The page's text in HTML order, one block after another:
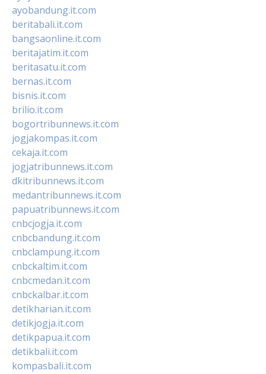
ayobandung.it.com
beritabali.it.com
bangsaonline.it.com
beritajatim.it.com
beritasatu.it.com
bernas.it.com
bisnis.it.com
brilio.it.com
bogortribunnews.it.com
jogjakompas.it.com
cekaja.it.com
jogjatribunnews.it.com
dkitribunnews.it.com
medantribunnews.it.com
papuatribunnews.it.com
cnbcjogja.it.com
cnbcbandung.it.com
cnbclampung.it.com
cnbckaltim.it.com
cnbcmedan.it.com
cnbckalbar.it.com
detikharian.it.com
detikjogja.it.com
detikpapua.it.com
detikbali.it.com
kompasbali.it.com